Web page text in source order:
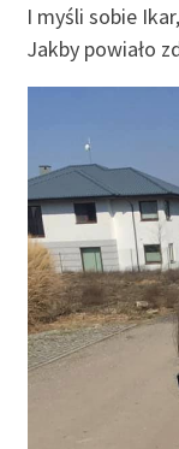
I myśli sobie
Jakby powiało